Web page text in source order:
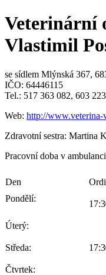
Veterinární
Vlastimil
se sídlem Mlýnská 367,
IČO: 64446115
Tel.: 517 363 082, 603
Web: http://www.veterina-
Zdravotní sestra: Martina
Pracovní doba v
Den
Pondělí:
Úterý:
Středa:
Čtvrtek: